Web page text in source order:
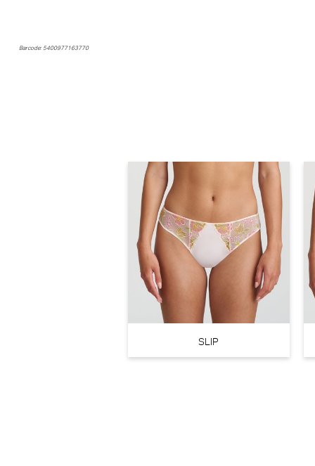
Marie Jo Avero Voorgevormde BH - BH Hartvorm (Santorini Blue)
Barcode: 5400977163770
SLIP